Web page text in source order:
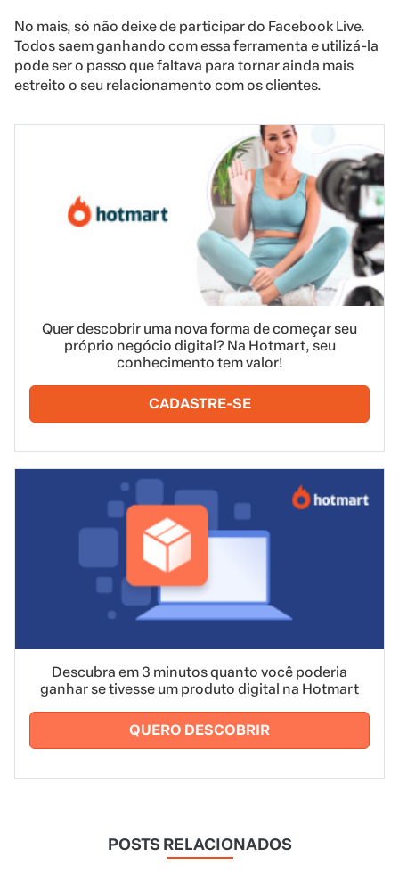
No mais, só não deixe de participar do Facebook Live.
Todos saem ganhando com essa ferramenta e utilizá-la
pode ser o passo que faltava para tornar ainda mais
estreito o seu relacionamento com os clientes.
Quer descobrir uma nova forma de começar seu
próprio negócio digital? Na Hotmart, seu
conhecimento tem valor!
CADASTRE-SE
Descubra em 3 minutos quanto você poderia
ganhar se tivesse um produto digital na Hotmart
QUERO DESCOBRIR
POSTS RELACIONADOS